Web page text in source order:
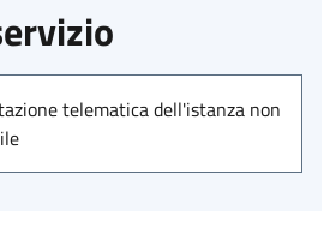
telematica dell'istanza non